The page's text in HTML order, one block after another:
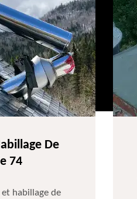
De
74
habillage de